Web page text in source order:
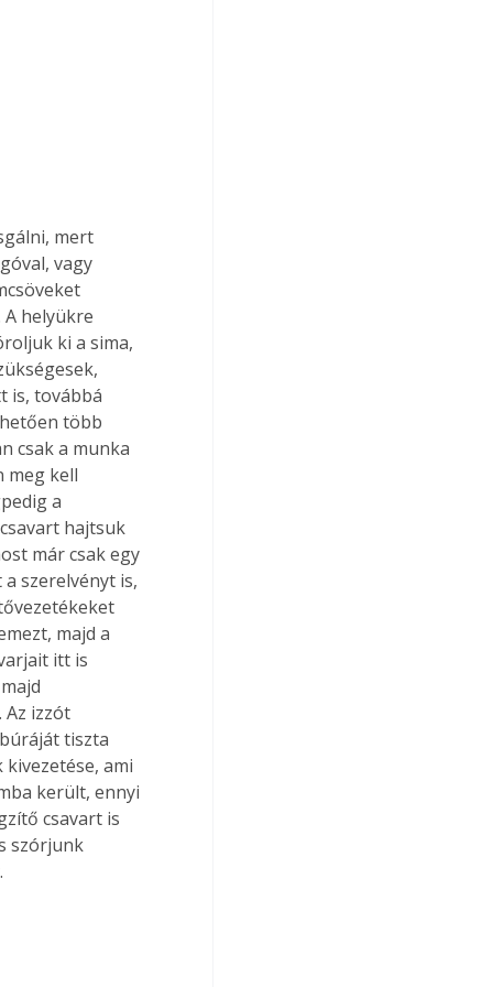
mert
vagy
helyükre
ki a sima,
is, továbbá
több
csak a munka
meg kell
a
hajtsuk
már csak egy
szerelvényt is,
majd a
itt is
Az izzót
tiszta
ami
került, ennyi
csavart is
szórjunk